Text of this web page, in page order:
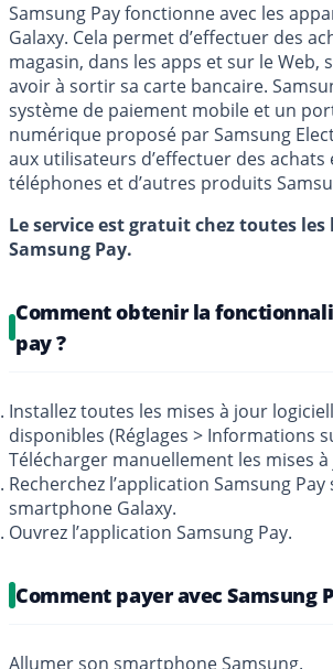
Samsung Pay fonctionne avec les
Galaxy. Cela permet d’effectuer des
magasin, dans les apps et sur le Web,
avoir à sortir sa carte bancaire.
système de paiement mobile et un
numérique proposé par Samsung
aux utilisateurs d’effectuer des
téléphones et d’autres produits
Le service est gratuit chez toutes les
Samsung Pay.
Comment obtenir la
pay ?
Installez toutes les mises à jour
disponibles (Réglages > Informations
Télécharger manuellement les mises
Recherchez l’application Samsung
smartphone Galaxy.
Ouvrez l’application Samsung Pay.
Comment payer avec Samsung
Allumer son smartphone Samsung.